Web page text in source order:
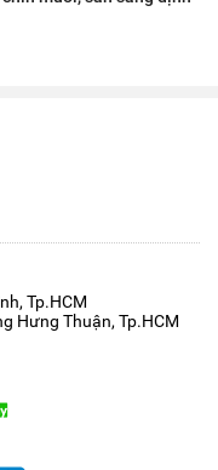
Tp.HCM
Hưng Thuận, Tp.HCM